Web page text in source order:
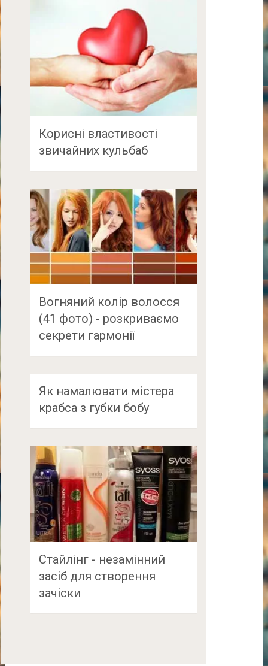
Корисні властивості
звичайних кульбаб
Вогняний колір волосся
(41 фото) - розкриваємо
секрети гармонії
Як намалювати містера
крабса з губки бобу
Стайлінг - незамінний
засіб для створення
зачіски